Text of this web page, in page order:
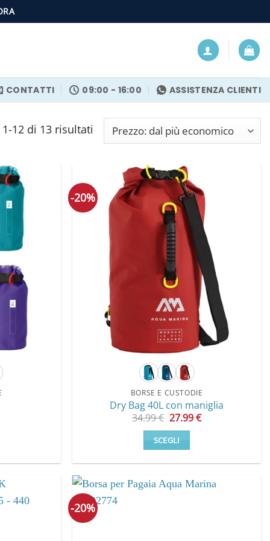
CONTATTI 09:00 - 16:00 ASSISTENZA CLIENTI
12 di 13 risultati Prezzo:
dal
economico
-20%
BORSE E CUSTODIE
Dry Bag 40L con maniglia
34.99€ Il
originale
era:
34.99 €.
27.99€Il
SCEGLI
ha
-20%